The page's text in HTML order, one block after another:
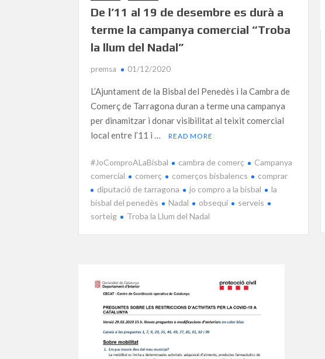
De l’11 al 19 de desembre es durà a
terme la campanya comercial “Troba
la llum del Nadal”
premsa 01/12/2020
L’Ajuntament de la Bisbal del Penedès i la Cambra de
Comerç de Tarragona duran a terme una campanya
per dinamitzar i donar visibilitat al teixit comercial
local entre l’11 i …
READ MORE
#JoComproALaBisbal cambra de comerç
Campanya
comercial
comerç comerços bisbalencs
comprar
diputació de tarragona
jo compro a la bisbal
la
bisbal del penedès
Nadal obsequi
serveis
sorteig
Troba la Llum del Nadal